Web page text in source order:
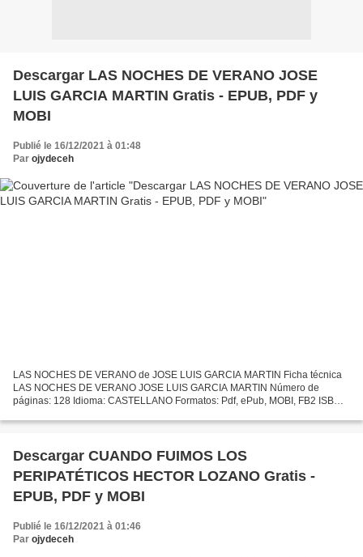
Descargar LAS NOCHES DE VERANO JOSE
LUIS GARCIA MARTIN Gratis - EPUB, PDF y
MOBI
Publié le 16/12/2021 à 01:48
Par ojydeceh
LAS NOCHES DE VERANO de JOSE LUIS GARCIA MARTIN Ficha técnica
LAS NOCHES DE VERANO JOSE LUIS GARCIA MARTIN Número de
páginas: 128 Idioma: CASTELLANO Formatos: Pdf, ePub, MOBI, FB2 ISBN:
Descargar CUANDO FUIMOS LOS
PERIPATÉTICOS HECTOR LOZANO Gratis -
EPUB, PDF y MOBI
Publié le 16/12/2021 à 01:46
Par ojydeceh